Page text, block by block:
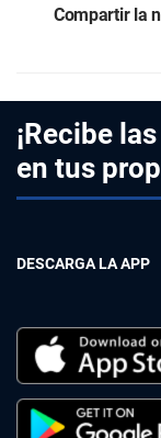
Compartir la
¡Recibe
en tus
DESCARGA LA APP